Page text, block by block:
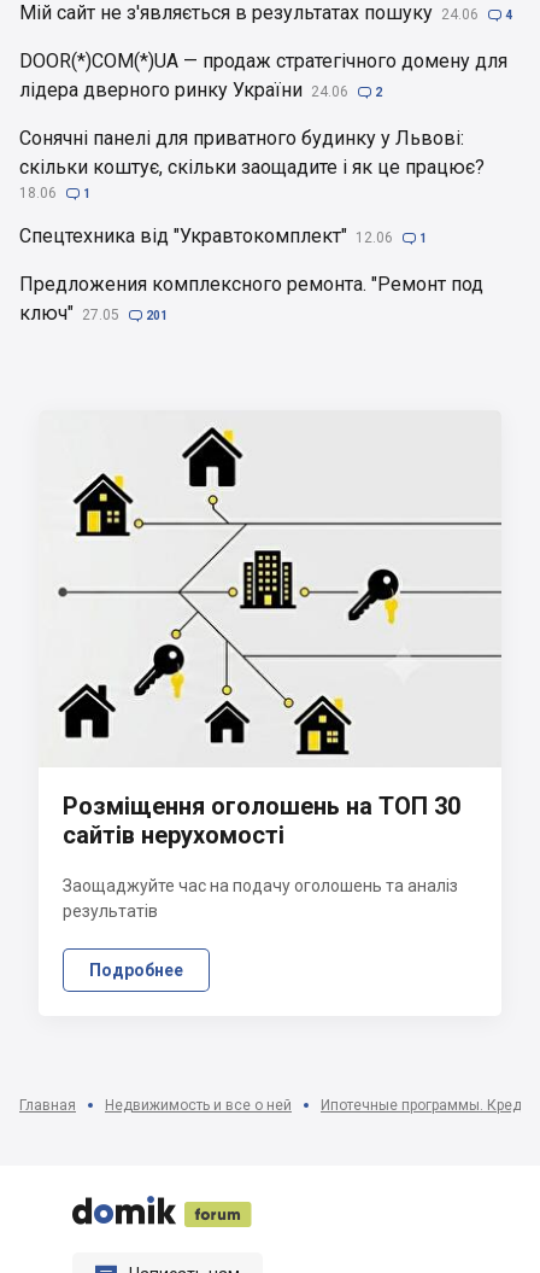
Мій сайт не з'являється в результатах пошуку 24.06  4
DOOR(*)COM(*)UA — продаж стратегічного домену для
лідера дверного ринку України 24.06  2
Сонячні панелі для приватного будинку у Львові:
скільки коштує, скільки заощадите і як це працює?
18.06  1
Спецтехника від "Укравтокомплект" 12.06  1
Предложения комплексного ремонта. "Ремонт под
ключ" 27.05  201
Розміщення оголошень на ТОП 30
сайтів нерухомості
Заощаджуйте час на подачу оголошень та аналіз
результатів
Подробнее
Главная Недвижимость и все о ней Ипотечные программы.


 
